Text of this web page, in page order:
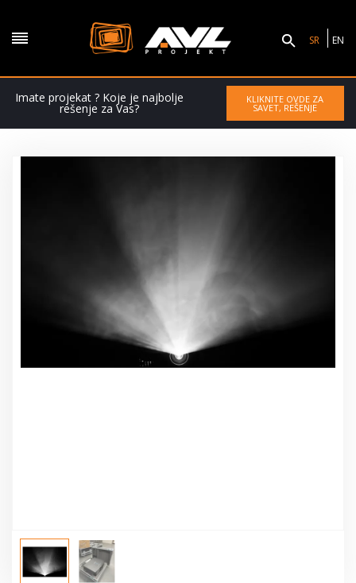
SR EN
Imate projekat ? Koje je najbolje
rešenje za Vas?
KLIKNITE OVDE ZA
SAVET, REŠENJE